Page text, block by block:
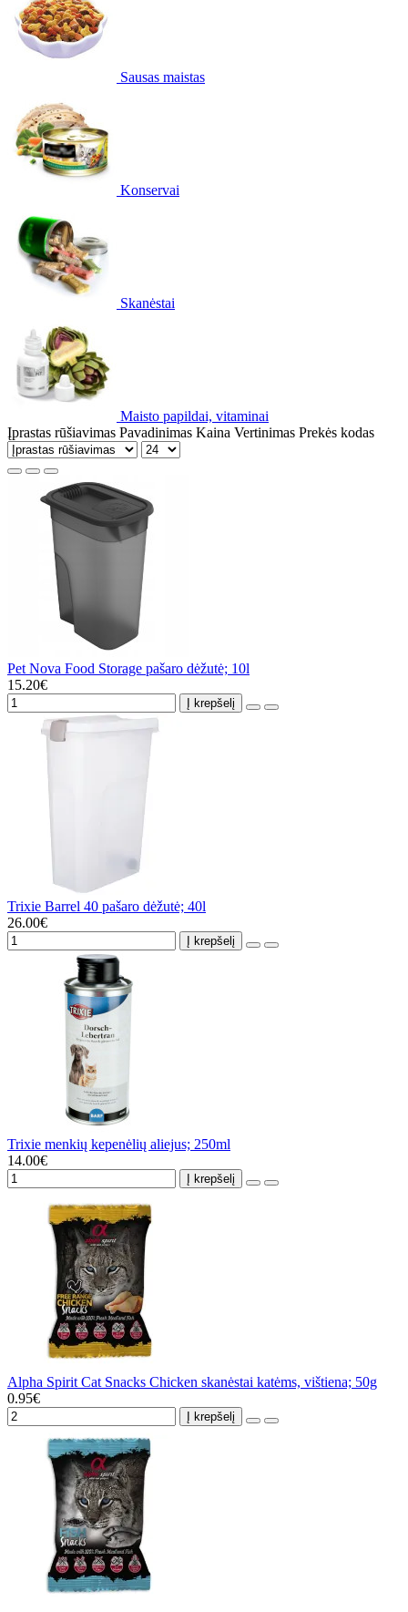
Sausas maistas
Konservai
Skanėstai
Maisto papildai, vitaminai
Įprastas rūšiavimas Pavadinimas Kaina Vertinimas Prekės kodas
Pet Nova Food Storage pašaro dėžutė; 10l
15.20€
Į krepšelį
Trixie Barrel 40 pašaro dėžutė; 40l
26.00€
Į krepšelį
Trixie menkių kepenėlių aliejus; 250ml
14.00€
Į krepšelį
Alpha Spirit Cat Snacks Chicken skanėstai katėms, vištiena; 50g
0.95€
Į krepšelį